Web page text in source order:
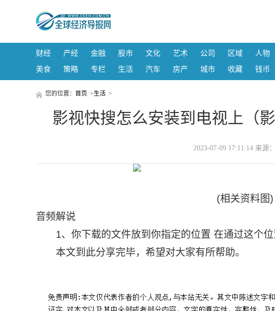
财经 产经 金融 股市 文化 艺术 公司 区域 人物
美食
策略 专栏 生活 汽车 房产 城市 收藏 钱币
您的位置： 首页 >生活 >
影视快搜怎么安装到电视上（
2023-07-09 17:11:14 来源
(相关资料图)
音频解说
1、你下载的文件放到你指定的位置 在通过这个位
本文到此分享完毕，希望对大家有所帮助。